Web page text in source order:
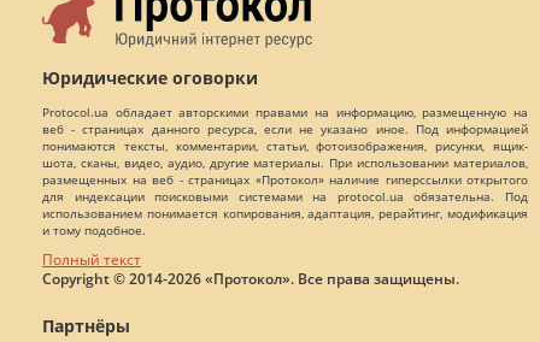
Юридические оговорки
Protocol.ua обладает авторскими правами на информацию, размещенную на
веб - страницах данного ресурса, если не указано иное. Под информацией
понимаются тексты, комментарии, статьи, фотоизображения, рисунки, ящик-
шота, сканы, видео, аудио, другие материалы. При использовании материалов,
размещенных на веб - страницах «Протокол» наличие гиперссылки открытого
для индексации поисковыми системами на protocol.ua обязательна. Под
использованием понимается копирования, адаптация, рерайтинг, модификация
и тому подобное.
Полный текст
Copyright © 2014-2026 «Протокол». Все права защищены.
Партнёры